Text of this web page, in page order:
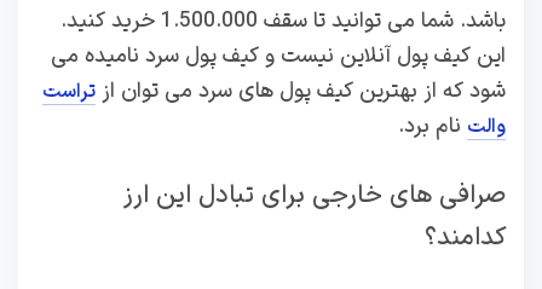
باشد. شما می توانید تا سقف 1.500.000 خرید کنید.
این کیف پول آنلاین نیست و کیف پول سرد نامیده می
شود که از بهترین کیف پول های سرد می توان از تراست
والت نام برد.
صرافی های خارجی برای تبادل این ارز
کدامند؟